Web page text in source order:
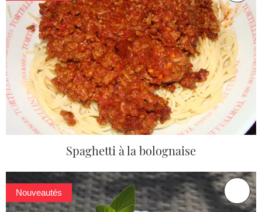
Spaghetti à la bolognaise
Nouveautés